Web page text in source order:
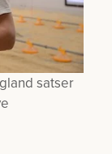
satser